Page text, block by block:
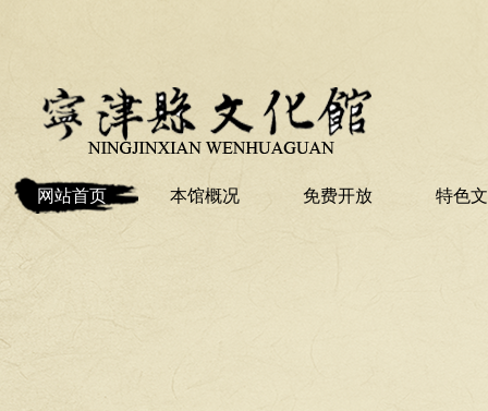
网站首页 本馆概况 免费开放 特色